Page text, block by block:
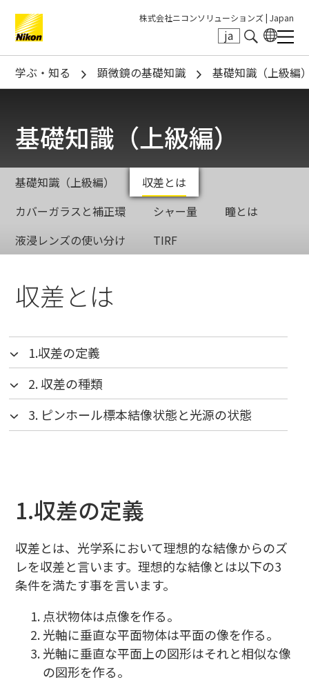
株式会社ニコンソリューションズ | Japan
ja
Search keyword(s)
学ぶ・知る 顕微鏡の基礎知識 基礎知識（上級編
基礎知識（上級編）
基礎知識（上級編）
収差とは
カバーガラスと補正環
シャー量
瞳とは
液浸レンズの使い分け
TIRF
収差とは
1.収差の定義
2. 収差の種類
3. ピンホール標本結像状態と光源の状態
1.収差の定義
収差とは、光学系において理想的な結像からのズ
レを収差と言います。理想的な結像とは以下の3
条件を満たす事を言います。
点状物体は点像を作る。
光軸に垂直な平面物体は平面の像を作る。
光軸に垂直な平面上の図形はそれと相似な像
の図形を作る。